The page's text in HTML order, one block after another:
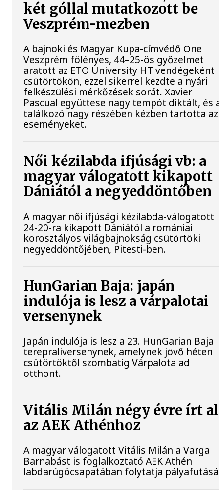
két góllal mutatkozott be
Veszprém-mezben
A bajnoki és Magyar Kupa-címvédő One
Veszprém fölényes, 44–25-ös győzelmet
aratott az ETO University HT vendégeként
csütörtökön, ezzel sikerrel kezdte a nyári
felkészülési mérkőzések sorát. Xavier
Pascual együttese nagy tempót diktált, és
találkozó nagy részében kézben tartotta az
eseményeket.
Női kézilabda ifjúsági vb: a
magyar válogatott kikapott
Dániától a negyeddöntőben
A magyar női ifjúsági kézilabda-válogatott
24-20-ra kikapott Dániától a romániai
korosztályos világbajnokság csütörtöki
negyeddöntőjében, Pitesti-ben.
HunGarian Baja: japán
indulója is lesz a várpalotai
versenynek
Japán indulója is lesz a 23. HunGarian Baja
terepraliversenynek, amelynek jövő héten
csütörtöktől szombatig Várpalota ad
otthont.
Vitális Milán négy évre írt
az AEK Athénhoz
A magyar válogatott Vitális Milán a Varga
Barnabást is foglalkoztató AEK Athén
labdarúgócsapatában folytatja